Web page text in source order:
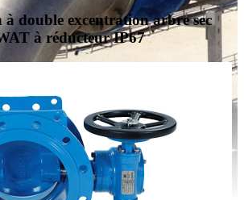
double excentration arbre sec
à réducteur IP67